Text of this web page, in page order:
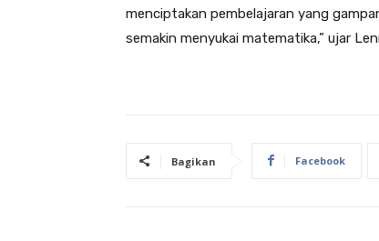
menciptakan pembelajaran yang
semakin menyukai matematika,” ujar
Bagikan Facebook